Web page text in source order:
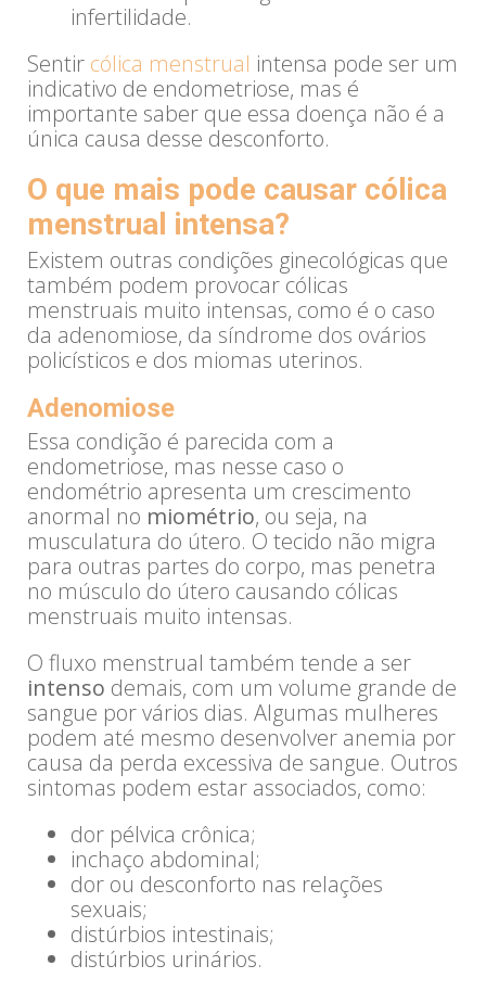
infertilidade.
Sentir cólica menstrual intensa pode ser um
indicativo de endometriose, mas é
importante saber que essa doença não é a
única causa desse desconforto.
O que mais pode causar cólica
menstrual intensa?
Existem outras condições ginecológicas que
também podem provocar cólicas
menstruais muito intensas, como é o caso
da adenomiose, da síndrome dos ovários
policísticos e dos miomas uterinos.
Adenomiose
Essa condição é parecida com a
endometriose, mas nesse caso o
endométrio apresenta um crescimento
anormal no miométrio, ou seja, na
musculatura do útero. O tecido não migra
para outras partes do corpo, mas penetra
no músculo do útero causando cólicas
menstruais muito intensas.
O fluxo menstrual também tende a ser
intenso demais, com um volume grande de
sangue por vários dias. Algumas mulheres
podem até mesmo desenvolver anemia por
causa da perda excessiva de sangue. Outros
sintomas podem estar associados, como:
dor pélvica crônica;
inchaço abdominal;
dor ou desconforto nas relações
sexuais;
distúrbios intestinais;
distúrbios urinários.